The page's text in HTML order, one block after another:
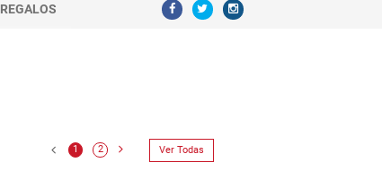
REGALOS
1 2 Ver Todas